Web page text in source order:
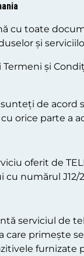
cu toate
și
și
de acord
orice parte a
oferit de
numărul J12/
serviciul de
care primește